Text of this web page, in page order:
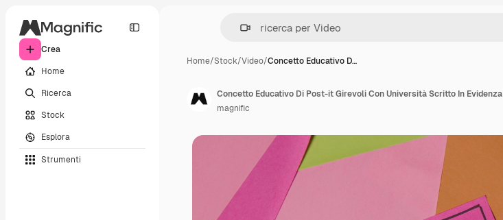
Crea
Home
Ricerca
Stock
Esplora
Strumenti
Home/Stock/Video/Concetto Educativo D…
Concetto Educativo Di Post-it Girevoli Con Università Scritto In Evidenza
magnific